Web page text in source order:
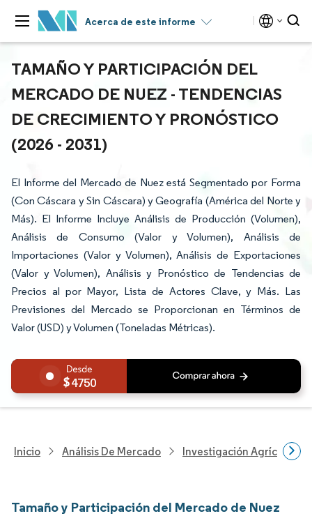
Acerca de este informe
TAMAÑO Y PARTICIPACIÓN DEL
MERCADO DE NUEZ - TENDENCIAS
DE CRECIMIENTO Y PRONÓSTICO
(2026 - 2031)
El Informe del Mercado de Nuez está Segmentado por Forma
(Con Cáscara y Sin Cáscara) y Geografía (América del Norte y
Más). El Informe Incluye Análisis de Producción (Volumen),
Análisis de Consumo (Valor y Volumen), Análisis de
Importaciones (Valor y Volumen), Análisis de Exportaciones
(Valor y Volumen), Análisis y Pronóstico de Tendencias de
Precios al por Mayor, Lista de Actores Clave, y Más. Las
Previsiones del Mercado se Proporcionan en Términos de
Valor (USD) y Volumen (Toneladas Métricas).
4750
Inicio Análisis De Mercado Investigación Agrícola
Tamaño y Participación del Mercado de Nuez